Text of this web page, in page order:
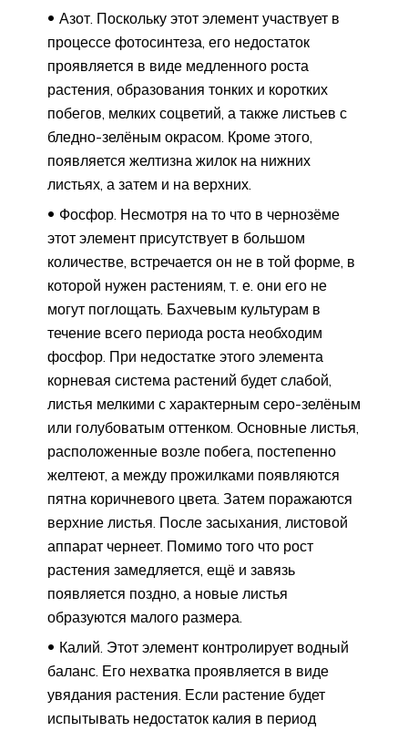
Азот. Поскольку этот элемент участвует в
процессе фотосинтеза, его недостаток
проявляется в виде медленного роста
растения, образования тонких и коротких
побегов, мелких соцветий, а также листьев с
бледно-зелёным окрасом. Кроме этого,
появляется желтизна жилок на нижних
листьях, а затем и на верхних.
Фосфор. Несмотря на то что в чернозёме
этот элемент присутствует в большом
количестве, встречается он не в той форме, в
которой нужен растениям, т. е. они его не
могут поглощать. Бахчевым культурам в
течение всего периода роста необходим
фосфор. При недостатке этого элемента
корневая система растений будет слабой,
листья мелкими с характерным серо-зелёным
или голубоватым оттенком. Основные листья,
расположенные возле побега, постепенно
желтеют, а между прожилками появляются
пятна коричневого цвета. Затем поражаются
верхние листья. После засыхания, листовой
аппарат чернеет. Помимо того что рост
растения замедляется, ещё и завязь
появляется поздно, а новые листья
образуются малого размера.
Калий. Этот элемент контролирует водный
баланс. Его нехватка проявляется в виде
увядания растения. Если растение будет
испытывать недостаток калия в период